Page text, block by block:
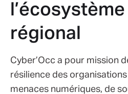
régional
Cyber’Occ a pour mission
résilience des
menaces numériques, de